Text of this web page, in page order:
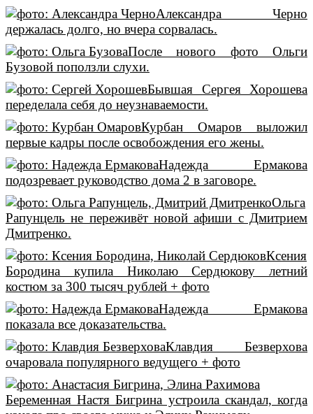
Александра Черно
держалась долго, но вчера сорвалась.
После нового фото Ольги
Бузовой поползли слухи.
Бывшая Сергея Хорошева
переделала себя до неузнаваемости.
Курбан Омаров выложил
первые кадры после освобождения его жены.
Надежда Ермакова
подозревает руководство дома 2 в заговоре.
Ольга
Рапунцель не переживёт новой афиши с Дмитрием
Дмитренко.
Ксения
Бородина купила Николаю Сердюкову летний
костюм за 300 тысяч рублей + фото
Надежда Ермакова
показала все доказательства.
Клавдия Безверхова
очаровала популярного ведущего + фото
Беременная Настя Бигрина устроила скандал, когда